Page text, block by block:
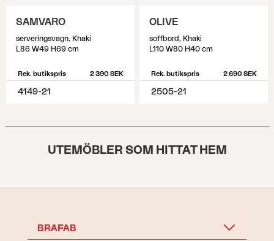
SAMVARO
serveringsvagn, Khaki
L86 W49 H69 cm
Rek. butikspris 2 390 SEK
4149-21
OLIVE
soffbord, Khaki
L110 W80 H40 cm
Rek. butikspris 2 690 SEK
2505-21
UTEMÖBLER SOM HITTAT HEM
BRAFAB